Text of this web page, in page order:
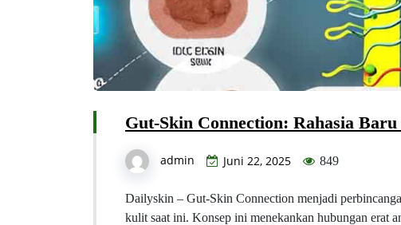
Gut-Skin Connection: Rahasia
admin Juni 22, 2025 849
Dailyskin – Gut-Skin Connection menjadi
kulit saat ini. Konsep ini menekankan hubungan erat